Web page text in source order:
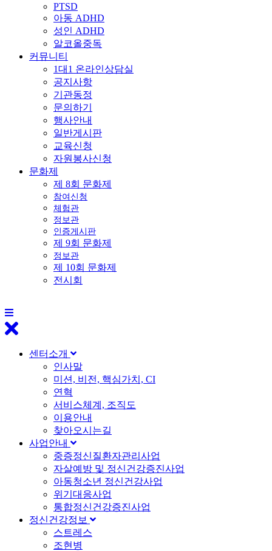
PTSD
아동 ADHD
성인 ADHD
알코올중독
커뮤니티
1대1 온라인상담실
공지사항
기관동정
문의하기
행사안내
일반게시판
교육신청
자원봉사신청
문화제
제 8회 문화제
참여신청
체험관
정보관
인증게시판
제 9회 문화제
정보관
제 10회 문화제
전시회
센터소개
인사말
미션, 비전, 핵심가치, CI
연혁
서비스체계, 조직도
이용안내
찾아오시는길
사업안내
중증정신질환자관리사업
자살예방 및 정신건강증진사업
아동청소년 정신건강사업
위기대응사업
통합정신건강증진사업
정신건강정보
스트레스
조현병